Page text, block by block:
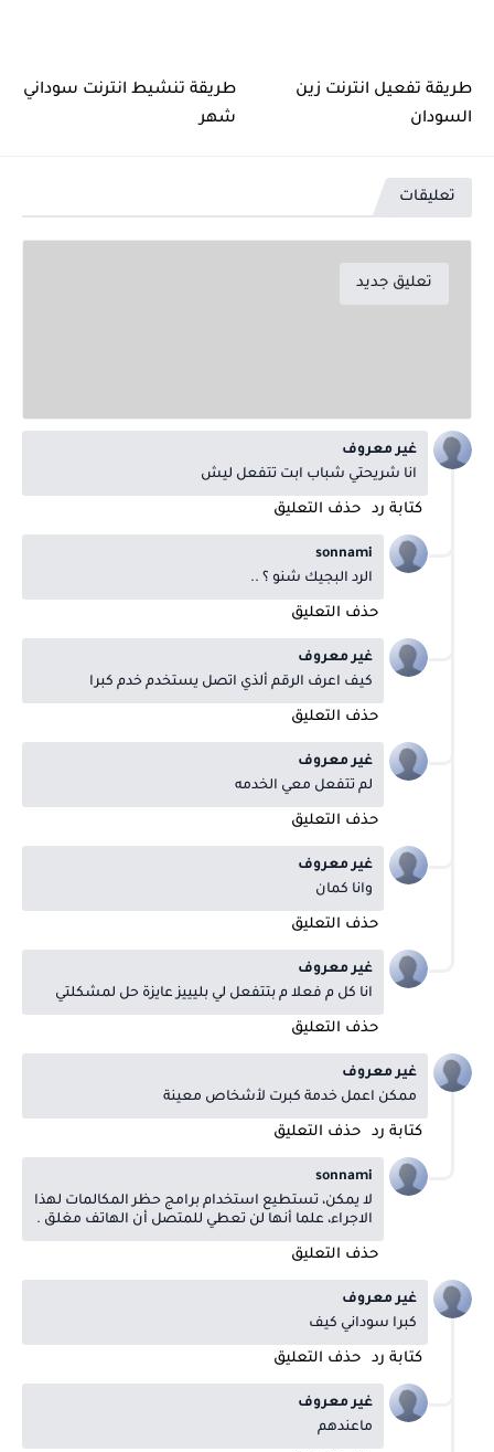
طريقة تفعيل انترنت زين
السودان
طريقة تنشيط انترنت سوداني
شهر
تعليقات
تعليق جديد
غير معروف
انا شريحتي شباب ابت تتفعل ليش
كتابة رد حذف التعليق
sonnami
الرد البجيك شنو ؟ ..
حذف التعليق
غير معروف
كيف اعرف الرقم ألذي اتصل يستخدم خدم كبرا
حذف التعليق
غير معروف
لم تتفعل معي الخدمه
حذف التعليق
غير معروف
وانا كمان
حذف التعليق
غير معروف
انا كل م فعلا م بتتفعل لي بليييز عايزة حل لمشكلتي
حذف التعليق
غير معروف
ممكن اعمل خدمة كبرت لأشخاص معينة
كتابة رد حذف التعليق
sonnami
لا يمكن، تستطيع استخدام برامج حظر المكالمات لهذا
الاجراء، علما أنها لن تعطي للمتصل أن الهاتف مغلق .
حذف التعليق
غير معروف
كبرا سوداني كيف
كتابة رد حذف التعليق
غير معروف
ماعندهم